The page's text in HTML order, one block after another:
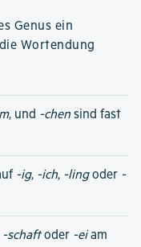
Genus ein
Wortendung
, und -chen sind fast
-ig, -ich, -lingoder -
-schaftoder -eiam